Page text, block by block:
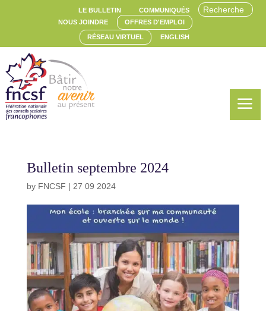
LE BULLETIN
COMMUNIQUÉS
NOUS JOINDRE
OFFRES D'EMPLOI
RÉSEAU VIRTUEL ENGLISH
a
Bulletin septembre 2024
by FNCSF | 27 09 2024